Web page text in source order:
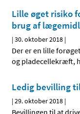
Lille øget risiko
brug af
|30. oktober 2018 |
Der er en lille
og pladecellekræft,
Ledig bevilling
|29. oktober 2018 |